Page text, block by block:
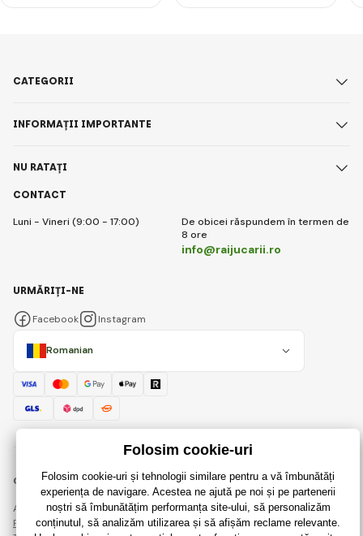
CONTACT
Luni - Vineri (9:00 - 17:00)
De obicei răspundem în termen de
8 ore
info@raijucarii.ro
CATEGORII
INFORMAȚII IMPORTANTE
NU RATAȚI
Romanian
URMĂRIȚI-NE
Facebook Instagram
© 2018 - 2026 RaiJucării.ro, Toate drepturile rezervate
Această pagină este protejată prin reCAPTCHA și se aplică
Regulile de protecție a datelor personalecompaniile Google și ale lor